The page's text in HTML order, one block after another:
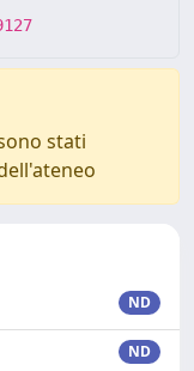
stati
ND
ND